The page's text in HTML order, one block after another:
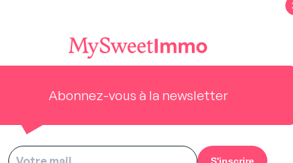
prêt immobilier et à développer
épaulé par IA.
dans notre capital, au côté de nos
levée va nous permettre de continuer à
fluidifier les transactions immobilières
qui représente pour nous une énorme
à l’idée d’accélérer nos
sur notre produit B2B, Nomad
et COO de Nomad Homes.
Abonnez-vous à la newsletter